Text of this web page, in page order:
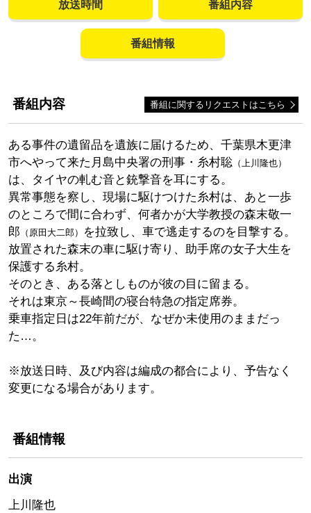
放送時間 番組内容
番組情報
番組内容 番組に関するリクエストはこちら
ある事件の遺留品を遺族に届けるため、千葉県木更津
市へやって来た月島中央署の刑事・糸村聡 （上川隆也）
は、タイヤの軋む音と銃撃音を耳にする。
異常事態を察し、現場に駆けつけた糸村は、あと一歩
のところで間に合わず、何者かが大学教授の森末敬一
郎 （原田大二郎）
を拉致し、車で逃走するのを目撃する。
放置された森末の車に駆け寄り、助手席の女子大生を
保護する糸村。
そのとき、ある落としものが彼の目に留まる。
それは東京～長崎間の寝台特急の指定席券。
乗車指定日は22年前だが、なぜか未使用のままだっ
た…。
※放送日時、及び内容は編成の都合により、予告なく
変更になる場合があります。
番組情報
出演
上川隆也